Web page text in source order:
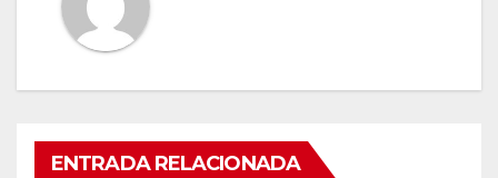
ENTRADA RELACIONADA